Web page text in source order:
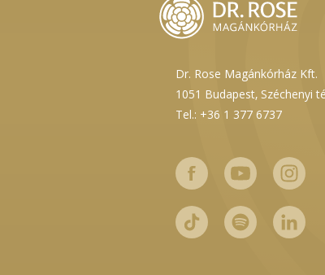
Dr. Rose Magánkórház Kft.
1051 Budapest, Széchenyi
Tel.: +36 1 377 6737